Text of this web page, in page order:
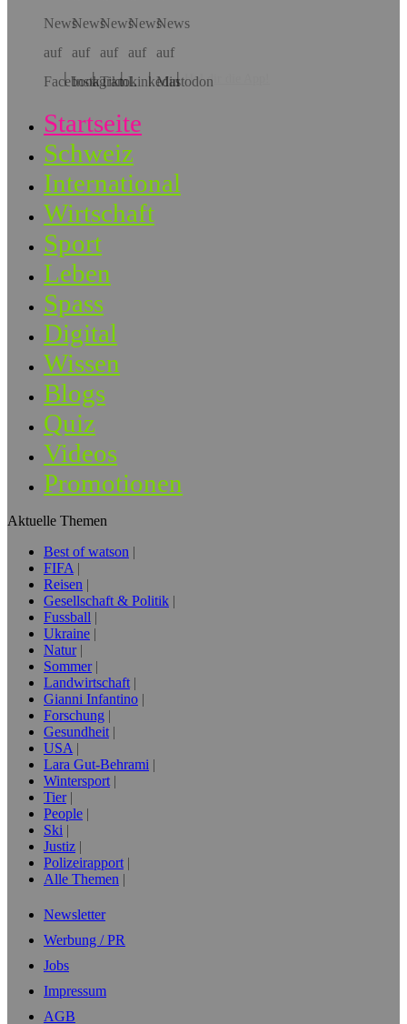
Hol dir die App!
Startseite
Schweiz
International
Wirtschaft
Sport
Leben
Spass
Digital
Wissen
Blogs
Quiz
Videos
Promotionen
Aktuelle Themen
Best of watson
FIFA
Reisen
Gesellschaft & Politik
Fussball
Ukraine
Natur
Sommer
Landwirtschaft
Gianni Infantino
Forschung
Gesundheit
USA
Lara Gut-Behrami
Wintersport
Tier
People
Ski
Justiz
Polizeirapport
Alle Themen
Newsletter
Werbung / PR
Jobs
Impressum
AGB